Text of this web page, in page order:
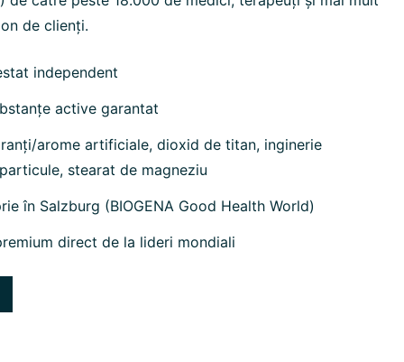
de clienți.
independent
active garantat
arome artificiale, dioxid de titan, inginerie
stearat de magneziu
în Salzburg (BIOGENA Good Health World)
direct de la lideri mondiali